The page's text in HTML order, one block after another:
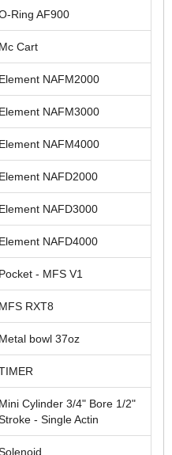
Ring AF900
Mc Cart
Element NAFM2000
Element NAFM3000
Element NAFM4000
Element NAFD2000
Element NAFD3000
Element NAFD4000
Pocket - MFS V1
MFS RXT8
Metal bowl 37oz
Mini Cylinder 3/4" Bore 1/2"
- Single Actin